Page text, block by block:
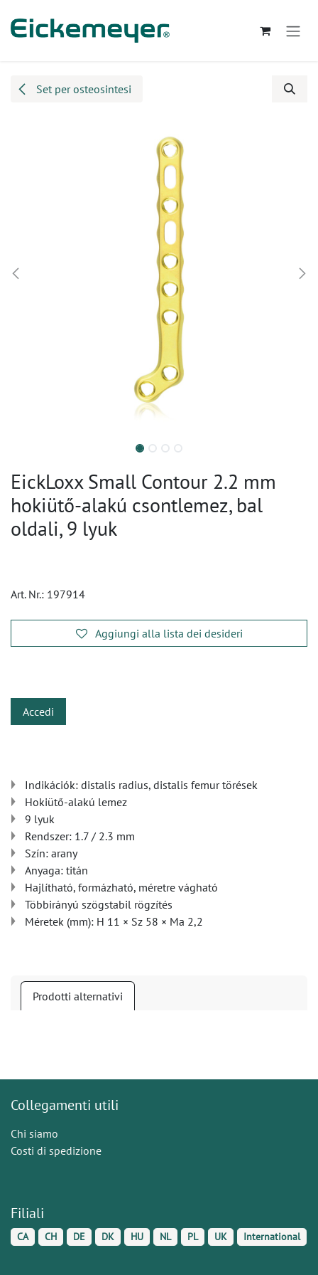
Set per osteosintesi
EickLoxx Small Contour 2.2 mm
hokiütő-alakú csontlemez, bal
oldali, 9 lyuk
Art. Nr.: 197914
Aggiungi alla lista dei desideri
Accedi
Indikációk: distalis radius, distalis femur törések
Hokiütő-alakú lemez
9 lyuk
Rendszer: 1.7 / 2.3 mm
Szín: arany
Anyaga: titán
Hajlítható, formázható, méretre vágható
Többirányú szögstabil rögzítés
Méretek (mm): H 11 × Sz 58 × Ma 2,2
Prodotti alternativi
Collegamenti utili
Chi siamo
Costi di spedizione
Filiali
CA CH DE DK HU NL PL UK International